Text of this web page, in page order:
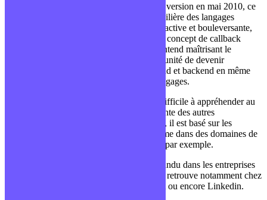
Lorsque NodeJS est sorti dans sa première version en mai 2010, ce
fut un véritable coup de pied dans la fourmilière des langages
serveurs. Au delà de la technologie ultra réactive et bouleversante,
puisque NodeJS ré-utilise très largement le concept de callback
(fonctions de rappel), les développeurs frontend maîtrisant le
Javascript ont pu voir une très belle opportunité de devenir
développeur fullstack (développeur frontend et backend en même
temps) sans avoir à apprendre plusieurs langages.
Toutefois, NodeJS est un environnement difficile à appréhender au
départ car il demande une réflexion différente des autres
environnements. Tout comme le Javascript, il est basé sur les
événements et c’est grâce à ça qu’il performe dans des domaines de
lectures/écritures rapides comme les tchats par exemple.
NodeJS est aujourd’hui très largement répandu dans les entreprises
et dans différents secteurs d’activités, on le retrouve notamment chez
Netflix, Paypal, Microsoft, Uber, la NASA ou encore Linkedin.